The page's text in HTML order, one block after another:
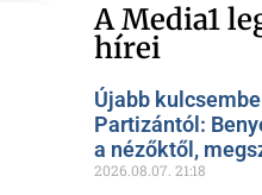
A Media1
hírei
Újabb
Partizántól:
a nézőktől,
2026.08.07. 21:18